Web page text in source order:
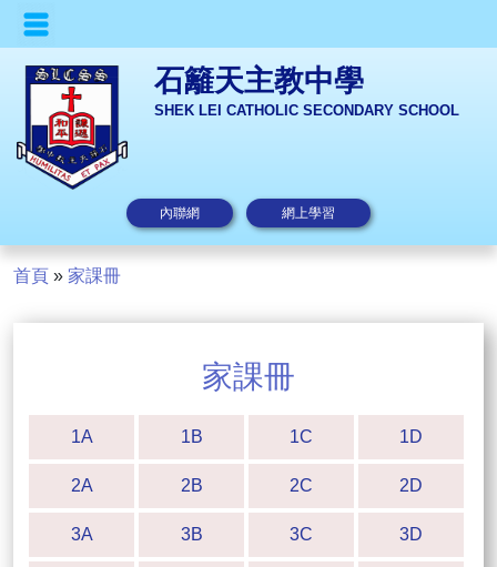
石籬天主教中學
SHEK LEI CATHOLIC SECONDARY SCHOOL
內聯網 網上學習
首頁 » 家課冊
家課冊
1A 1B 1C 1D
2A 2B 2C 2D
3A 3B 3C 3D